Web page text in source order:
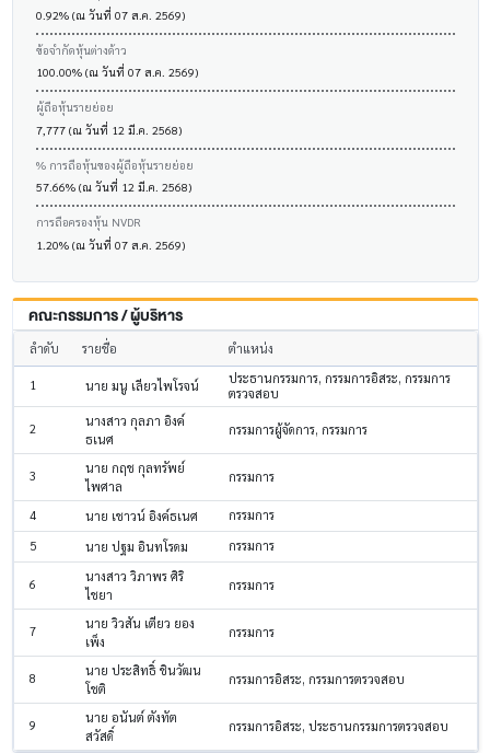
0.92% (ณ วันที่ 07 ส.ค. 2569)
ข้อจำกัดหุ้นต่างด้าว
100.00% (ณ วันที่ 07 ส.ค. 2569)
ผู้ถือหุ้นรายย่อย
7,777 (ณ วันที่ 12 มี.ค. 2568)
% การถือหุ้นของผู้ถือหุ้นรายย่อย
57.66% (ณ วันที่ 12 มี.ค. 2568)
การถือครองหุ้น NVDR
1.20% (ณ วันที่ 07 ส.ค. 2569)
คณะกรรมการ / ผู้บริหาร
ลำดับ รายชื่อ ตำแหน่ง
1 นาย มนู เลียวไพโรจน์
ประธานกรรมการ, กรรมการอิสระ, กรรมการ
ตรวจสอบ
2
นางสาว กุลภา อิงค์
ธเนศ
กรรมการผู้จัดการ, กรรมการ
3
นาย กฤช กุลทรัพย์
ไพศาล
กรรมการ
4 นาย เชาวน์ อิงค์ธเนศ
กรรมการ
5
นาย ปฐม อินทโรดม กรรมการ
6
นางสาว วิภาพร ศิริ
ไชยา
กรรมการ
7
นาย วิวสัน เตียว ยอง
เพ็ง
กรรมการ
8
นาย ประสิทธิ์ ชินวัฒน
โชติ
กรรมการอิสระ, กรรมการตรวจสอบ
9
นาย อนันต์ ตังทัต
สวัสดิ์
กรรมการอิสระ, ประธานกรรมการตรวจสอบ